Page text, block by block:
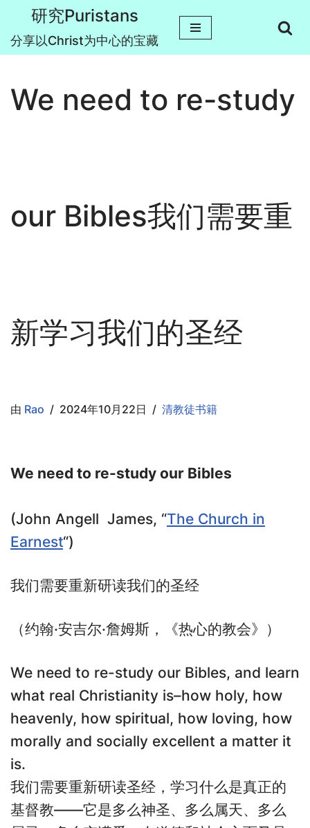
跳
正
文
研究Puristans
分享以Christ为中心的宝藏
We need to re-study
our Bibles我们需要重
新学习我们的圣经
由 Rao 2024年10月22日 清教徒书籍
We need to re-study our Bibles
(John Angell James, “The Church in
Earnest“)
我们需要重新研读我们的圣经
（约翰·安吉尔·詹姆斯，《热心的教会》）
We need to re-study our Bibles, and learn
what real Christianity is–how holy, how
heavenly, how spiritual, how loving, how
morally and socially excellent a matter it
is.
我们需要重新研读圣经，学习什么是真正的
基督教——它是多么神圣、多么属天、多么